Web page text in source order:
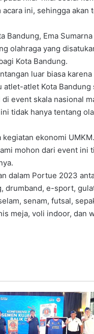
ini, sehingga
Ema
olahraga yang
Kota Bandung.
luar biasa
atlet-atlet Kota
event skala nasional
tidak hanya tentang
ekonomi
mohon dari event
dalam Portue 2023
drumband, e-sport,
senam, futsal,
meja, voli indoor, dan